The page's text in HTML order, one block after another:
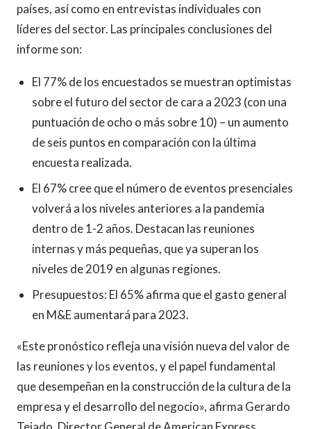
países, así como en entrevistas individuales con
líderes del sector. Las principales conclusiones del
informe son:
El 77% de los encuestados se muestran optimistas
sobre el futuro del sector de cara a 2023 (con una
puntuación de ocho o más sobre 10) – un aumento
de seis puntos en comparación con la última
encuesta realizada.
El 67% cree que el número de eventos presenciales
volverá a los niveles anteriores a la pandemia
dentro de 1-2 años. Destacan las reuniones
internas y más pequeñas, que ya superan los
niveles de 2019 en algunas regiones.
Presupuestos: El 65% afirma que el gasto general
en M&E aumentará para 2023.
«Este pronóstico refleja una visión nueva del valor de
las reuniones y los eventos, y el papel fundamental
que desempeñan en la construcción de la cultura de la
empresa y el desarrollo del negocio», afirma Gerardo